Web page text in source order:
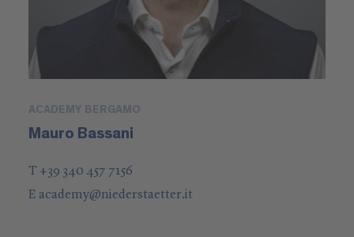
ACADEMY BERGAMO
Mauro Bassani
T +39 340 457 7156
E academy@niederstaetter.it